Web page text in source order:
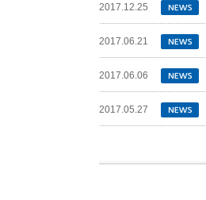
2017.12.25
2017.06.21
2017.06.06
2017.05.27